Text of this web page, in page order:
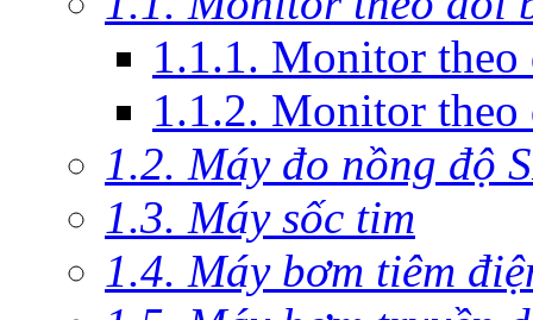
1.1.1. Monitor theo
1.1.2. Monitor
1.2. Máy đo nồng độ
1.3. Máy sốc tim
1.4. Máy bơm tiêm